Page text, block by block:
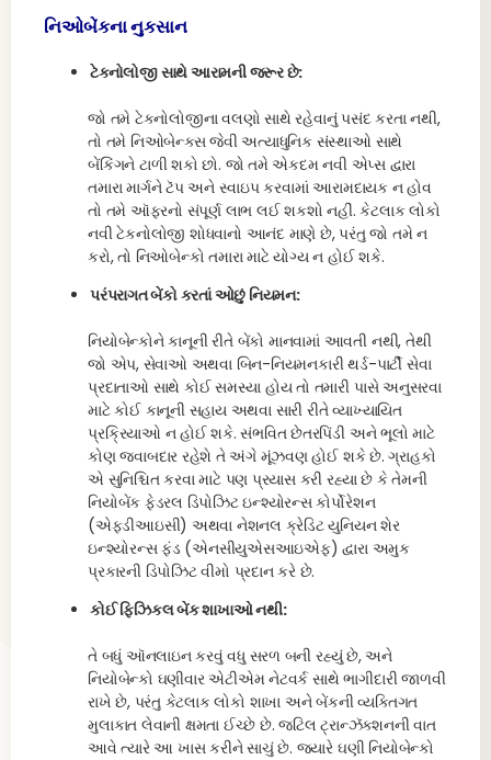
નિઓબેંકના નુકસાન
ટેક્નોલોજી સાથે આરામની જરૂર છે:
જો તમે ટેકનોલોજીના વલણો સાથે રહેવાનું પસંદ કરતા નથી,
તો તમે નિઓબેન્ક્સ જેવી અત્યાધુનિક સંસ્થાઓ સાથે
બેંકિંગને ટાળી શકો છો. જો તમે એકદમ નવી એપ્સ દ્વારા
તમારા માર્ગને ટૅપ અને સ્વાઇપ કરવામાં આરામદાયક ન હોવ
તો તમે ઑફરનો સંપૂર્ણ લાભ લઈ શકશો નહીં. કેટલાક લોકો
નવી ટેકનોલોજી શોધવાનો આનંદ માણે છે, પરંતુ જો તમે ન
કરો, તો નિઓબેન્કો તમારા માટે યોગ્ય ન હોઈ શકે.
પરંપરાગત બેંકો કરતાં ઓછું નિયમન:
નિયોબેન્કોને કાનૂની રીતે બેંકો માનવામાં આવતી નથી, તેથી
જો એપ, સેવાઓ અથવા બિન-નિયમનકારી થર્ડ-પાર્ટી સેવા
પ્રદાતાઓ સાથે કોઈ સમસ્યા હોય તો તમારી પાસે અનુસરવા
માટે કોઈ કાનૂની સહાય અથવા સારી રીતે વ્યાખ્યાયિત
પ્રક્રિયાઓ ન હોઈ શકે. સંભવિત છેતરપિંડી અને ભૂલો માટે
કોણ જવાબદાર રહેશે તે અંગે મૂંઝવણ હોઈ શકે છે. ગ્રાહકો
એ સુનિશ્ચિત કરવા માટે પણ પ્રયાસ કરી રહ્યા છે કે તેમની
નિયોબેંક ફેડરલ ડિપોઝિટ ઇન્શ્યોરન્સ કોર્પોરેશન
(એફડીઆઇસી) અથવા નેશનલ ક્રેડિટ યુનિયન શેર
ઇન્શ્યોરન્સ ફંડ (એનસીયુએસઆઇએફ) દ્વારા અમુક
પ્રકારની ડિપોઝિટ વીમો પ્રદાન કરે છે.
કોઈ ફિઝિકલ બેંક શાખાઓ નથી:
તે બધું ઑનલાઇન કરવું વધુ સરળ બની રહ્યું છે, અને
નિયોબેન્કો ઘણીવાર એટીએમ નેટવર્ક સાથે ભાગીદારી જાળવી
રાખે છે, પરંતુ કેટલાક લોકો શાખા અને બેંકની વ્યક્તિગત
મુલાકાત લેવાની ક્ષમતા ઈચ્છે છે. જટિલ ટ્રાન્ઝૅક્શનની વાત
આવે ત્યારે આ ખાસ કરીને સાચું છે. જ્યારે ઘણી નિયોબેન્કો